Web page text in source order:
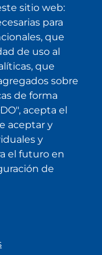
política
.
sitio web:
para
que
de uso al
que
sobre
de forma
acepta el
aceptar y
y
el futuro en
de